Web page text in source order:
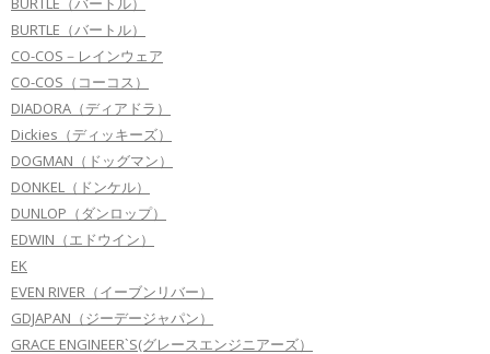
BURTLE（バートル）
CO-COS－レインウェア
CO-COS（コーコス）
DIADORA（ディアドラ）
Dickies（ディッキーズ）
DOGMAN（ドッグマン）
DONKEL（ドンケル）
DUNLOP（ダンロップ）
EDWIN（エドウイン）
EK
EVEN RIVER（イーブンリバー）
GDJAPAN（ジーデージャパン）
GRACE ENGINEER`S(グレースエンジニアーズ）